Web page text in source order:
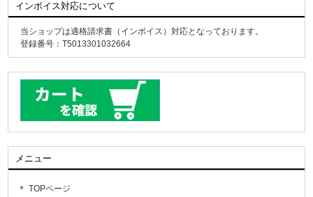
インボイス対応について
当ショップは適格請求書（インボイス）対応となっております。
登録番号：T5013301032664
メニュー
TOPページ